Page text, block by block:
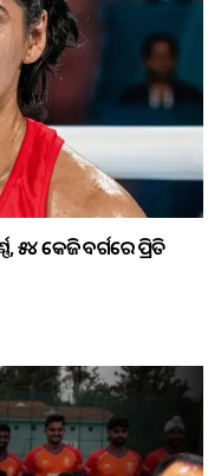
୫୪ କେଜି ବର୍ଗରେ ପ୍ରିତି